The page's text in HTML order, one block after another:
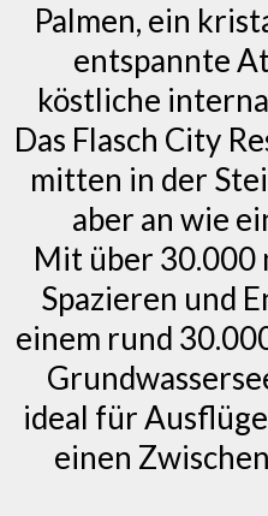
Palmen, ein
entspannte
köstliche
Das Flasch City
mitten in der
aber an wie
Mit über 30.000
Spazieren und
einem rund
ideal für
einen